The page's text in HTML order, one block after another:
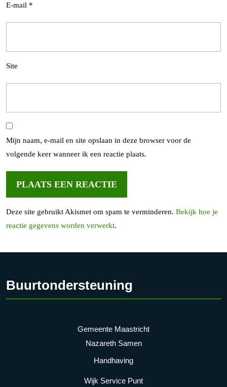
E-mail *
Site
Mijn naam, e-mail en site opslaan in deze browser voor de
volgende keer wanneer ik een reactie plaats.
Deze site gebruikt Akismet om spam te verminderen. Bekijk hoe je
reactie gegevens worden verwerkt.
Buurtondersteuning
Gemeente Maastricht
Nazareth Samen
Handhaving
Wijk Service Punt